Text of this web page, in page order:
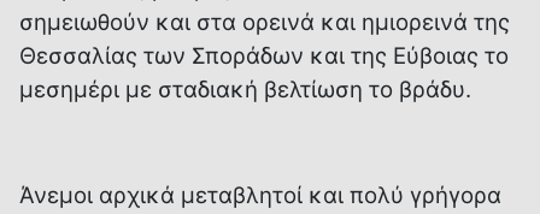
σημειωθούν και στα ορεινά και ημιορεινά της
Θεσσαλίας των Σποράδων και της Εύβοιας το
μεσημέρι με σταδιακή βελτίωση το βράδυ.
Άνεμοι αρχικά μεταβλητοί και πολύ γρήγορα